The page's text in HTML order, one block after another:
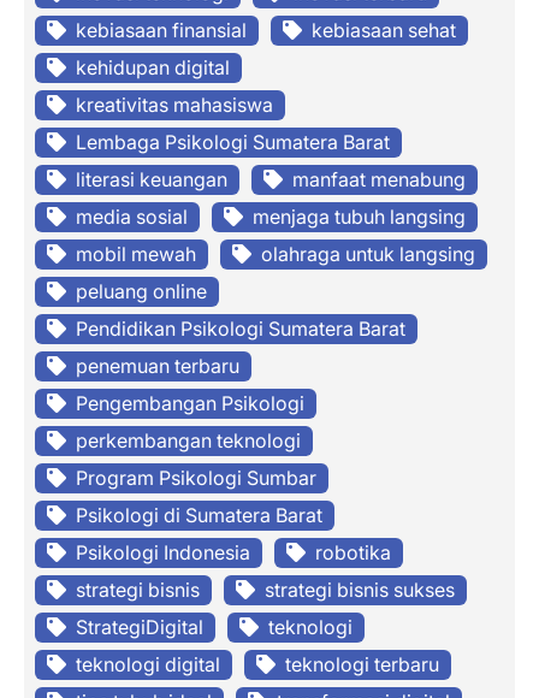
kebiasaan finansial
kebiasaan sehat
kehidupan digital
kreativitas mahasiswa
Lembaga Psikologi Sumatera Barat
literasi keuangan
manfaat menabung
media sosial
menjaga tubuh langsing
mobil mewah
olahraga untuk langsing
peluang online
Pendidikan Psikologi Sumatera Barat
penemuan terbaru
Pengembangan Psikologi
perkembangan teknologi
Program Psikologi Sumbar
Psikologi di Sumatera Barat
Psikologi Indonesia
robotika
strategi bisnis
strategi bisnis sukses
StrategiDigital
teknologi
teknologi digital
teknologi terbaru